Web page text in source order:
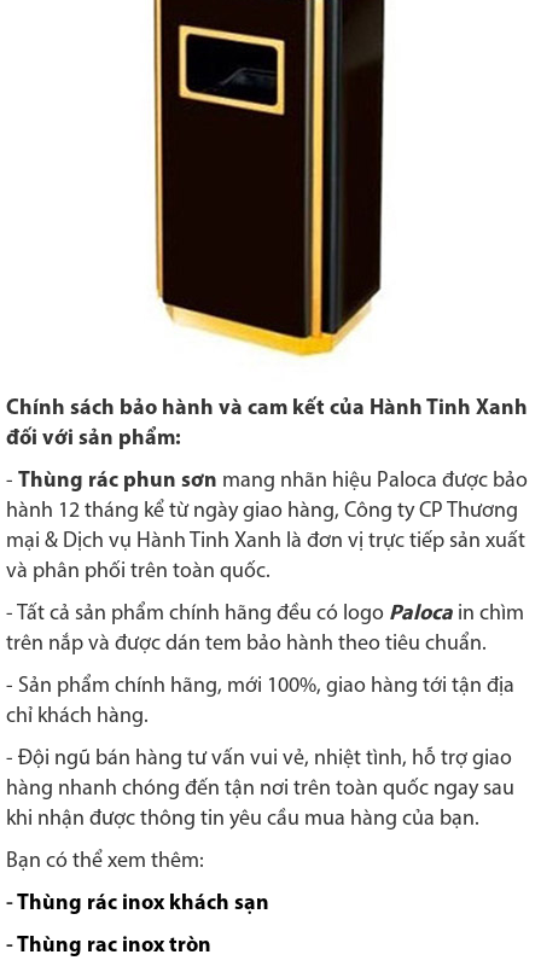
Chính sách bảo hành và cam kết của Hành Tinh Xanh
đối với sản phẩm:
- Thùng rác phun sơn mang nhãn hiệu Paloca được bảo
hành 12 tháng kể từ ngày giao hàng, Công ty CP Thương
mại & Dịch vụ Hành Tinh Xanh là đơn vị trực tiếp sản xuất
và phân phối trên toàn quốc.
- Tất cả sản phẩm chính hãng đều có logo Paloca in chìm
trên nắp và được dán tem bảo hành theo tiêu chuẩn.
- Sản phẩm chính hãng, mới 100%, giao hàng tới tận địa
chỉ khách hàng.
- Đội ngũ bán hàng tư vấn vui vẻ, nhiệt tình, hỗ trợ giao
hàng nhanh chóng đến tận nơi trên toàn quốc ngay sau
khi nhận được thông tin yêu cầu mua hàng của bạn.
Bạn có thể xem thêm:
-Thùng rác inox khách sạn
-Thùng rac inox tròn